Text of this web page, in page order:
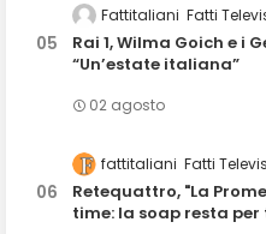
Fattitaliani Fatti
Rai 1, Wilma Goich e i
“Un’estate italiana”
02 agosto
fattitaliani Fatti
Retequattro, "La
time: la soap resta